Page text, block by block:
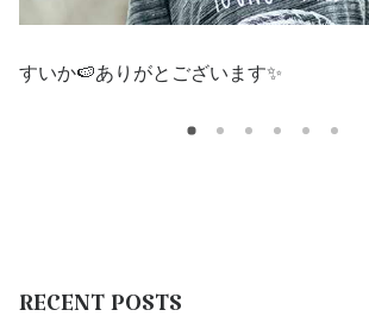
すいか🍉ありがとございます✨
RECENT POSTS